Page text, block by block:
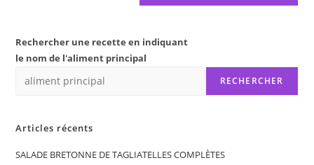
Rechercher une recette en indiquant
le nom de l'aliment principal
RECHERCHER
Articles récents
SALADE BRETONNE DE TAGLIATELLES COMPLÈTES